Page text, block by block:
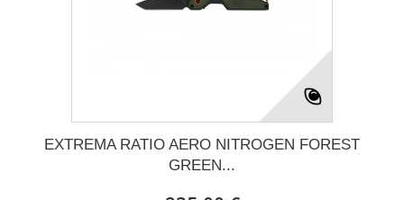
EXTREMA RATIO AERO NITROGEN FOREST
GREEN...